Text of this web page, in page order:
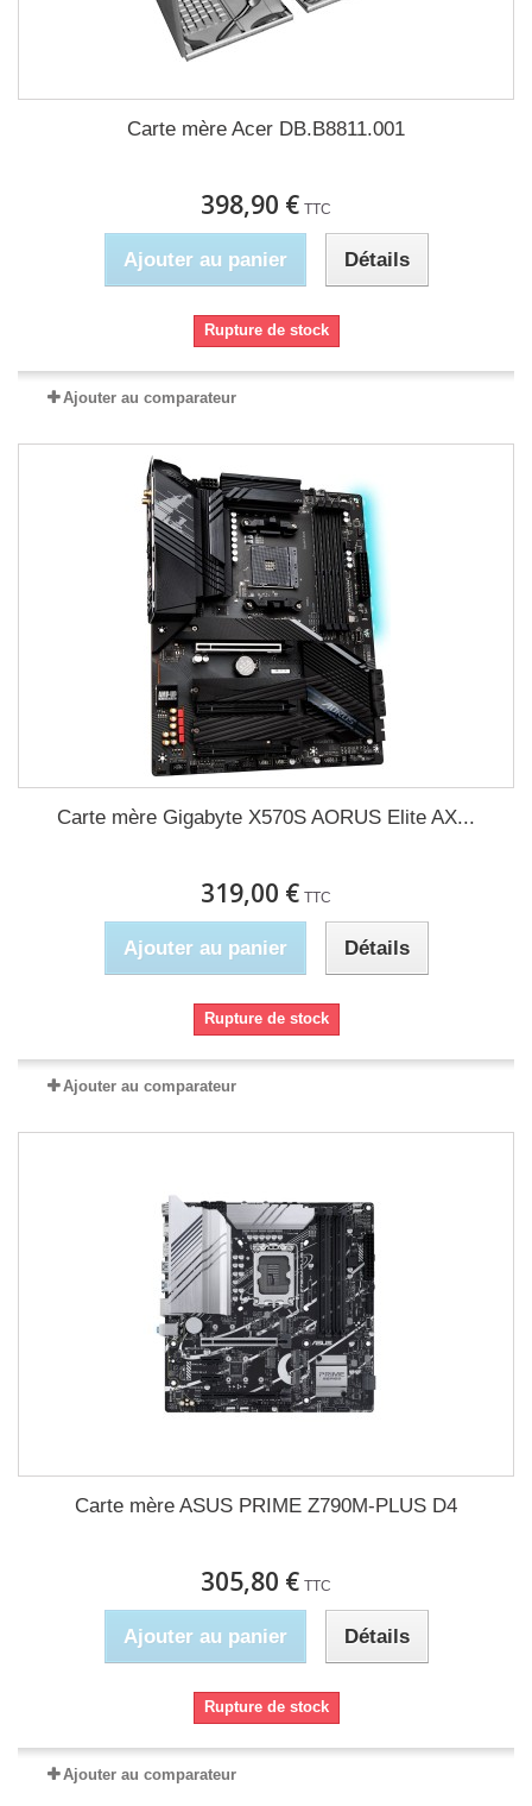
Carte mère Acer DB.B8811.001
398,90 € TTC
Ajouter au panier Détails
Rupture de stock
Ajouter au comparateur
Carte mère Gigabyte X570S AORUS Elite AX...
319,00 € TTC
Ajouter au panier Détails
Rupture de stock
Ajouter au comparateur
Carte mère ASUS PRIME Z790M-PLUS D4
305,80 € TTC
Ajouter au panier Détails
Rupture de stock
Ajouter au comparateur